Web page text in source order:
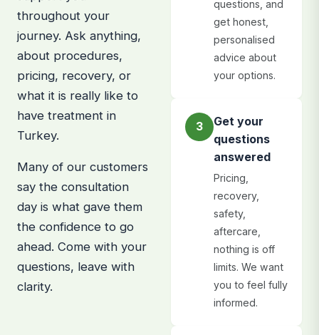
throughout your
journey. Ask anything,
about procedures,
pricing, recovery, or
what it is really like to
have treatment in
Turkey.
Many of our customers
say the consultation
day is what gave them
the confidence to go
ahead. Come with your
questions, leave with
clarity.
questions, and
get honest,
personalised
advice about
your options.
3
Get your
questions
answered
Pricing,
recovery,
safety,
aftercare,
nothing is off
limits. We want
you to feel fully
informed.